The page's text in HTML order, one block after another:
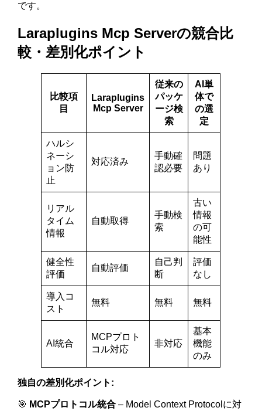
です。
Laraplugins Mcp Serverの競合比
較・差別化ポイント
比較項
目
Laraplugins
Mcp Server
従来の
パッケ
ージ検
索
AI単
体で
の選
定
ハルシ
ネーシ
ョン防
止
対応済み
手動確
認必要
問題
あり
リアル
タイム
情報
自動取得
手動検
索
古い
情報
の可
能性
健全性
評価
自動評価
自己判
断
評価
なし
導入コ
スト
無料 無料 無料
AI統合
MCPプロト
コル対応
非対応
基本
機能
のみ
独自の差別化ポイント:
🎯 MCPプロトコル統合 – Model Context Protocolに対